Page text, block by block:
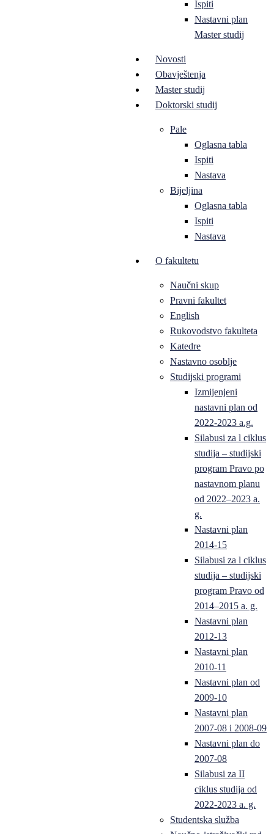
Ispiti
Nastavni plan
Master studij
Novosti
Obavještenja
Master studij
Doktorski studij
Pale
Oglasna tabla
Ispiti
Nastava
Bijeljina
Oglasna tabla
Ispiti
Nastava
O fakultetu
Naučni skup
Pravni fakultet
English
Rukovodstvo fakulteta
Katedre
Nastavno osoblje
Studijski programi
Izmijenjeni
nastavni plan od
2022-2023 a.g.
Silabusi za l ciklus
studija – studijski
program Pravo po
nastavnom planu
od 2022–2023 a.
g.
Nastavni plan
2014-15
Silabusi za l ciklus
studija – studijski
program Pravo od
2014–2015 a. g.
Nastavni plan
2012-13
Nastavni plan
2010-11
Nastavni plan od
2009-10
Nastavni plan
2007-08 i 2008-09
Nastavni plan do
2007-08
Silabusi za II
ciklus studija od
2022-2023 a. g.
Studentska služba